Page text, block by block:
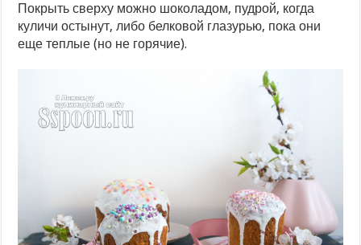
Покрыть сверху можно шоколадом, пудрой, когда
куличи остынут, либо белковой глазурью, пока они
еще теплые (но не горячие).